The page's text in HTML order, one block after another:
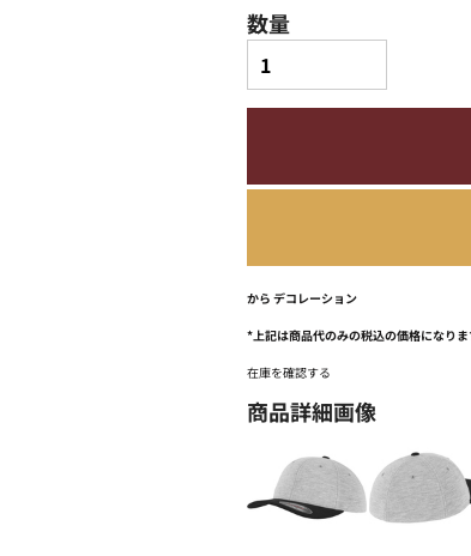
数量
から デコレーション
*上記は商品代のみの税込の価格になり
在庫を確認する
商品詳細画像